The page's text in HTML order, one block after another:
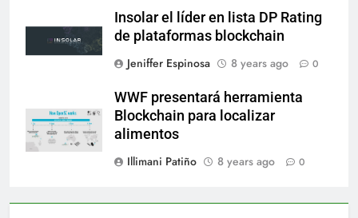
Insolar el líder en lista DP Rating
de plataformas blockchain
Jeniffer Espinosa
8 years ago 0
WWF presentará herramienta
Blockchain para localizar
alimentos
Illimani Patiño
8 years ago 0